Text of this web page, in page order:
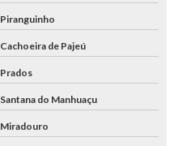
Piranguinho
Cachoeira de Pajeú
Prados
Santana do Manhuaçu
Miradouro